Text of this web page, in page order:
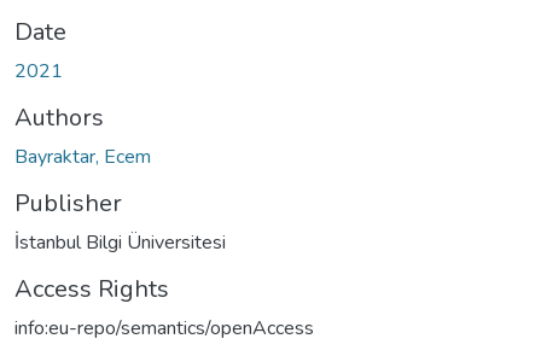
Date
2021
Authors
Bayraktar, Ecem
Publisher
İstanbul Bilgi Üniversitesi
Access Rights
info:eu-repo/semantics/openAccess